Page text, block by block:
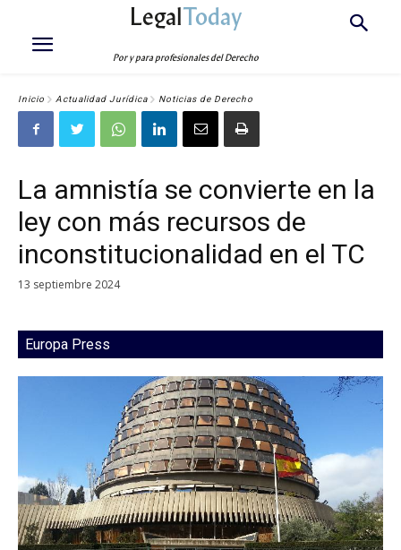
LegalToday
Por y para profesionales del Derecho
Inicio Actualidad Jurídica Noticias de Derecho
La amnistía se convierte en la
ley con más recursos de
inconstitucionalidad en el TC
13 septiembre 2024
Europa Press